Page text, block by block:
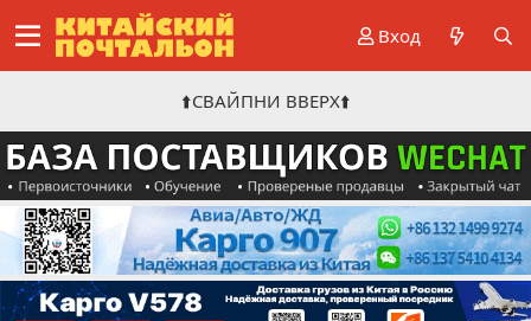
Вход
⬆️СВАЙПНИ ВВЕРХ⬆️